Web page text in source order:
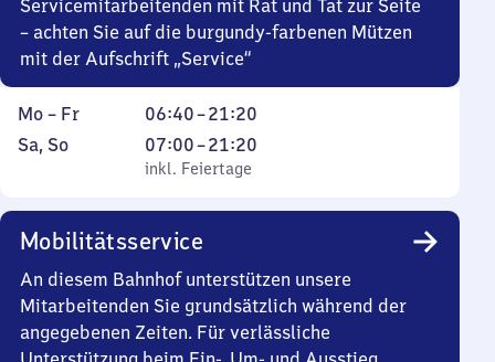
Servicemitarbeitenden mit Rat und Tat zur Seite
– achten Sie auf die burgundy-farbenen Mützen
mit der Aufschrift „Service“
Montag
bis
Mo – Fr 06:40–21:20
Von
6
Uhr
21
Uhr
20
Samstag
Sa, So,
inkl. Feiertage
07:00–21:20
Von
7
21
Uhr
20
inkl. Feiertage
Mobilitätsservice
An diesem Bahnhof unterstützen unsere
Mitarbeitenden Sie grundsätzlich während der
angegebenen Zeiten. Für verlässliche